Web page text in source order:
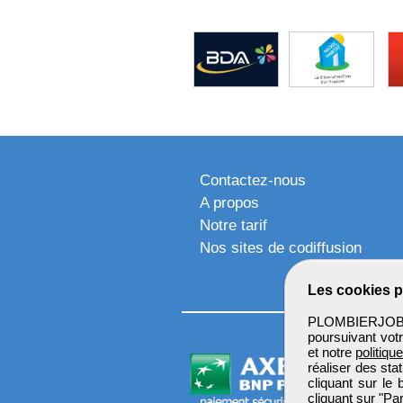
Les cookies
poursuivant
et notre
réaliser des
cliquant sur le
cliquant sur
Contactez-nous
A propos
Notre tarif
Nos sites de codiffusion